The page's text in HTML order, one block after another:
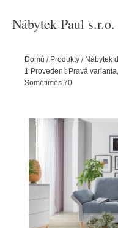
Nábytek Paul
Domů / Produkty / Nábytek
1 Provedení: Pravá
Sometimes 70